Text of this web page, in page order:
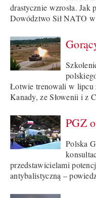
drastycznie wzrosła. Jak
Dowództwo Sił NATO
Łotwie trenowali w lipcu
Kanady, ze Słowenii i z
PGZ
Polska
przedstawicielami
antybalistyczną –